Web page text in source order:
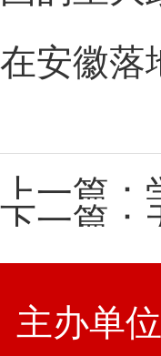
在安徽落
上一篇：
下一篇：
主办单